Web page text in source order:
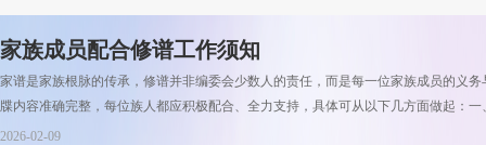
家族成员配合修谱工作须知
家谱是家族根脉的传承，修谱并非编委会少数人的责任，而是每一位家族成员的义
牒内容准确完整，每位族人都应积极配合、全力支持，具体可从以下几方面做起：一
2026-02-09